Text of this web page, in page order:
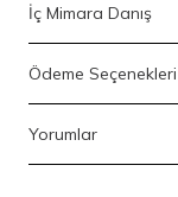
İç Mimara Danış
Ödeme Seçenekleri
Yorumlar